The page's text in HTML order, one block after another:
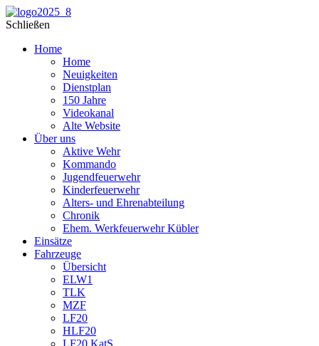
Schließen
Home
Home
Neuigkeiten
Dienstplan
150 Jahre
Videokanal
Alte Website
Über uns
Aktive Wehr
Kommando
Jugendfeuerwehr
Kinderfeuerwehr
Alters- und Ehrenabteilung
Chronik
Ehem. Werkfeuerwehr Kübler
Einsätze
Fahrzeuge
Übersicht
ELW1
TLK
MZF
LF20
HLF20
LF20 KatS